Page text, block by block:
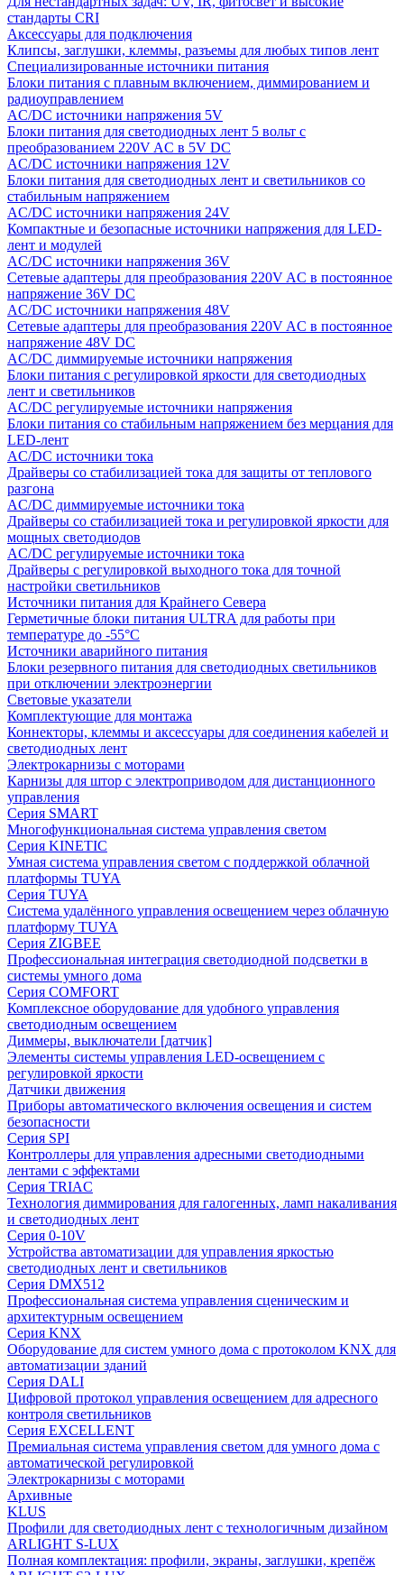
стандарты CRI
Аксессуары для подключения
Клипсы, заглушки, клеммы, разъемы для любых типов лент
Специализированные источники питания
Блоки питания с плавным включением, диммированием и
радиоуправлением
AC/DC источники напряжения 5V
Блоки питания для светодиодных лент 5 вольт с
преобразованием 220V AC в 5V DC
AC/DC источники напряжения 12V
Блоки питания для светодиодных лент и светильников со
стабильным напряжением
AC/DC источники напряжения 24V
Компактные и безопасные источники напряжения для LED-
лент и модулей
AC/DC источники напряжения 36V
Сетевые адаптеры для преобразования 220V AC в постоянное
напряжение 36V DC
AC/DC источники напряжения 48V
Сетевые адаптеры для преобразования 220V AC в постоянное
напряжение 48V DC
AC/DC диммируемые источники напряжения
Блоки питания с регулировкой яркости для светодиодных
лент и светильников
AC/DC регулируемые источники напряжения
Блоки питания со стабильным напряжением без мерцания для
LED-лент
AC/DC источники тока
Драйверы со стабилизацией тока для защиты от теплового
разгона
AC/DC диммируемые источники тока
Драйверы со стабилизацией тока и регулировкой яркости для
мощных светодиодов
AC/DC регулируемые источники тока
Драйверы с регулировкой выходного тока для точной
настройки светильников
Источники питания для Крайнего Севера
Герметичные блоки питания ULTRA для работы при
температуре до -55°C
Источники аварийного питания
Блоки резервного питания для светодиодных светильников
при отключении электроэнергии
Световые указатели
Комплектующие для монтажа
Коннекторы, клеммы и аксессуары для соединения кабелей и
светодиодных лент
Электрокарнизы с моторами
Карнизы для штор с электроприводом для дистанционного
управления
Серия SMART
Многофункциональная система управления светом
Серия KINETIC
Умная система управления светом с поддержкой облачной
платформы TUYA
Серия TUYA
Система удалённого управления освещением через облачную
платформу TUYA
Серия ZIGBEE
Профессиональная интеграция светодиодной подсветки в
системы умного дома
Серия COMFORT
Комплексное оборудование для удобного управления
светодиодным освещением
Диммеры, выключатели [датчик]
Элементы системы управления LED-освещением с
регулировкой яркости
Датчики движения
Приборы автоматического включения освещения и систем
безопасности
Серия SPI
Контроллеры для управления адресными светодиодными
лентами с эффектами
Серия TRIAC
Технология диммирования для галогенных, ламп накаливания
и светодиодных лент
Серия 0-10V
Устройства автоматизации для управления яркостью
светодиодных лент и светильников
Серия DMX512
Профессиональная система управления сценическим и
архитектурным освещением
Серия KNX
Оборудование для систем умного дома с протоколом KNX для
автоматизации зданий
Серия DALI
Цифровой протокол управления освещением для адресного
контроля светильников
Серия EXCELLENT
Премиальная система управления светом для умного дома с
автоматической регулировкой
Электрокарнизы с моторами
Архивные
KLUS
Профили для светодиодных лент с технологичным дизайном
ARLIGHT S-LUX
Полная комплектация: профили, экраны, заглушки, крепёж